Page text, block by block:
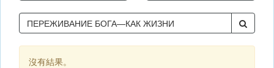
沒有結果。